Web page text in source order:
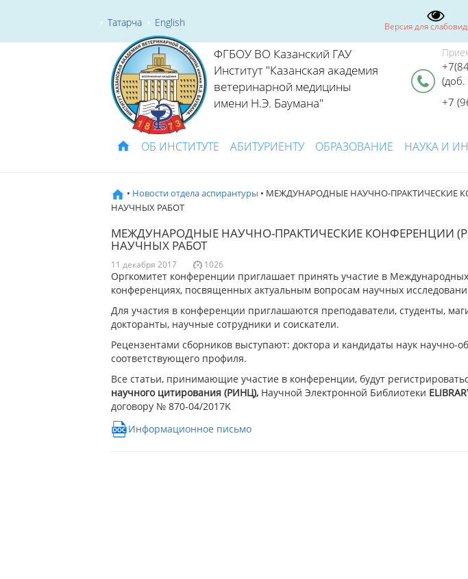
Татарча English Версия для
ФГБОУ ВО Казанский ГАУ
Институт "Казанская академия
ветеринарной медицины
имени Н.Э. Баумана"
+7
ОБ ИНСТИТУТЕ АБИТУРИЕНТУ ОБРАЗОВАНИЕ НАУКА И
• Новости отдела аспирантуры • МЕЖДУНАРОДНЫЕ НАУЧНО-ПРАКТИЧЕСКИЕ
НАУЧНЫХ РАБОТ
МЕЖДУНАРОДНЫЕ НАУЧНО-ПРАКТИЧЕСКИЕ КОНФЕРЕНЦИИ
НАУЧНЫХ РАБОТ
11 декабря 2017 1026
Оргкомитет конференции приглашает принять участие в
конференциях, посвященных актуальным вопросам научных
Для участия в конференции приглашаются преподаватели, студенты,
докторанты, научные сотрудники и соискатели.
Рецензентами сборников выступают: доктора и кандидаты наук научно-
соответствующего профиля.
Все статьи, принимающие участие в конференции, будут
научного цитирования (РИНЦ), Научной Электронной Библиотеки
договору № 870-04/2017K
Информационное письмо